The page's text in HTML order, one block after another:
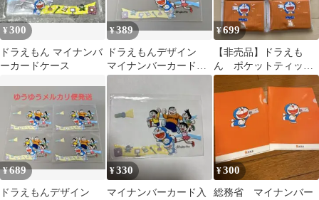
¥300
ドラえもん マイナンバ
ーカードケース
¥389
ドラえもんデザイン
マイナンバーカードケ
ース
¥699
【非売品】ドラえも
ん ポケットティッシ
ュ
¥689
ドラえもんデザイン
¥330
マイナンバーカード入
¥300
総務省 マイナンバー